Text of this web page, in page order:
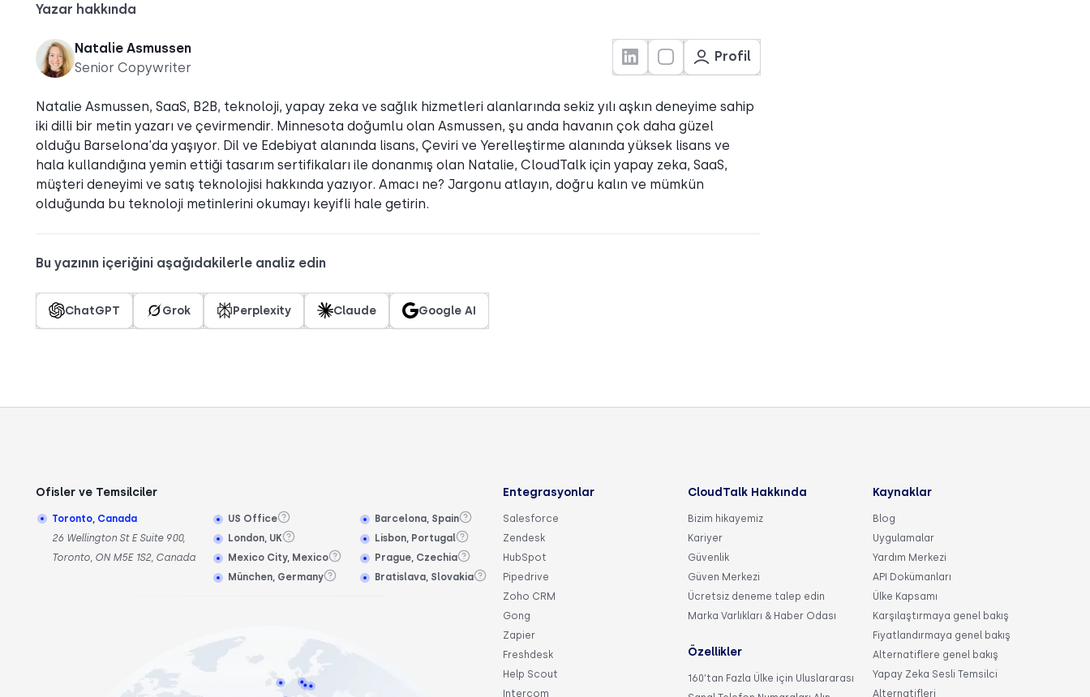
Yazar hakkında
Natalie Asmussen
Senior Copywriter
Profil
Natalie Asmussen, SaaS, B2B, teknoloji, yapay zeka ve sağlık hizmetleri alanlarında sekiz yılı aşkın deneyime sahip
iki dilli bir metin yazarı ve çevirmendir. Minnesota doğumlu olan Asmussen, şu anda havanın çok daha güzel
olduğu Barselona'da yaşıyor. Dil ve Edebiyat alanında lisans, Çeviri ve Yerelleştirme alanında yüksek lisans ve
hala kullandığına yemin ettiği tasarım sertifikaları ile donanmış olan Natalie, CloudTalk için yapay zeka, SaaS,
müşteri deneyimi ve satış teknolojisi hakkında yazıyor. Amacı ne? Jargonu atlayın, doğru kalın ve mümkün
olduğunda bu teknoloji metinlerini okumayı keyifli hale getirin.
Bu yazının içeriğini aşağıdakilerle analiz edin
ChatGPT Grok Perplexity Claude Google AI
Ofisler ve Temsilciler
Toronto, Canada
26 Wellington St E Suite 900,
Toronto, ON M5E 1S2, Canada
US Office
London, UK
Mexico City, Mexico
München, Germany
Barcelona, Spain
Lisbon, Portugal
Prague, Czechia
Bratislava, Slovakia
Entegrasyonlar
Salesforce
Zendesk
HubSpot
Pipedrive
Zoho CRM
Gong
Zapier
Freshdesk
Help Scout
Intercom
CloudTalk Hakkında
Bizim hikayemiz
Kariyer
Güvenlik
Güven Merkezi
Ücretsiz deneme talep edin
Marka Varlıkları & Haber Odası
Özellikler
160’tan Fazla Ülke için Uluslararası
Kaynaklar
Blog
Uygulamalar
Yardım Merkezi
API Dokümanları
Ülke Kapsamı
Karşılaştırmaya genel bakış
Fiyatlandırmaya genel bakış
Alternatiflere genel bakış
Yapay Zeka Sesli Temsilci
Alternatifleri